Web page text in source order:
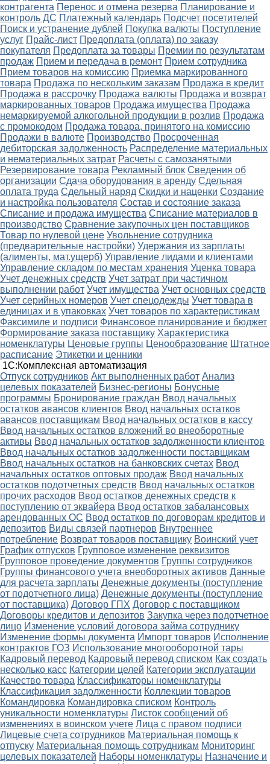
контрагента Перенос и отмена резерва Планирование и
контроль ДС Платежный календарь Подсчет посетителей
Поиск и устранение дублей Покупка валюты Поступление
услуг Прайс-лист Предоплата (оплата) по заказу
покупателя Предоплата за товары Премии по результатам
продаж Прием и передача в ремонт Прием сотрудника
Прием товаров на комиссию Приемка маркированного
товара Продажа по нескольким заказам Продажа в кредит
Продажа в рассрочку Продажа валюты Продажа и возврат
маркированных товаров Продажа имущества Продажа
немаркируемой алкогольной продукции в розлив Продажа
с промокодом Продажа товара, принятого на комиссию
Продажи в валюте Производство Просроченная
дебиторская задолженность Распределение материальных
и нематериальных затрат Расчеты с самозанятыми
Резервирование товара Рекламный блок Сведения об
организации Сдача оборудования в аренду Сдельная
оплата труда Сдельный наряд Скидки и наценки Создание
и настройка пользователя Состав и состояние заказа
Списание и продажа имущества Списание материалов в
производство Сравнение закупочных цен поставщиков
Товар по нулевой цене Увольнение сотрудника
(предварительные настройки) Удержания из зарплаты
(алименты, мат.ущерб) Управление лидами и клиентами
Управление складом по местам хранения Уценка товара
Учет денежных средств Учет затрат при частичном
выполнении работ Учет имущества Учет основных средств
Учет серийных номеров Учет спецодежды Учет товара в
единицах и в упаковках Учет товаров по характеристикам
Факсимиле и подписи Финансовое планирование и бюджет
Формирование заказа поставщику Характеристика
номенклатуры Ценовые группы Ценообразование Штатное
расписание Этикетки и ценники
1С:Комплексная автоматизация
Oтпуск сотрудников Акт выполненных работ Анализ
целевых показателей Бизнес-регионы Бонусные
программы Бронирование граждан Ввод начальных
остатков авансов клиентов Ввод начальных остатков
авансов поставщикам Ввод начальных остатков в кассу
Ввод начальных остатков вложений во внеоборотные
активы Ввод начальных остатков задолженности клиентов
Ввод начальных остатков задолженности поставщикам
Ввод начальных остатков на банковских счетах Ввод
начальных остатков оптовых продаж Ввод начальных
остатков подотчетных средств Ввод начальных остатков
прочих расходов Ввод остатков денежных средств к
поступлению от эквайера Ввод остатков забалансовых
арендованных ОС Ввод остатков по договорам кредитов и
депозитов Виды связей партнеров Внутреннее
потребление Возврат товаров поставщику Воинский учет
График отпусков Групповое изменение реквизитов
Групповое проведение документов Группы сотрудников
Группы финансового учета внеоборотных активов Данные
для расчета зарплаты Денежные документы (поступление
от подотчетного лица) Денежные документы (поступление
от поставщика) Договор ГПХ Договор с поставщиком
Договоры кредитов и депозитов Закупка через подотчетное
лицо Изменение условий договора займа сотруднику
Изменение формы документа Импорт товаров Исполнение
контрактов ГОЗ Использование многооборотной тары
Кадровый перевод Кадровый перевод списком Как создать
несколько касс Категории целей Категории эксплуатации
Качество товара Классификаторы номенклатуры
Классификация задолженности Коллекции товаров
Командировка Командировка списком Контроль
уникальности номенклатуры Листок сообщений об
изменениях в воинском учете Лица с правом подписи
Лицевые счета сотрудников Материальная помощь к
отпуску Материальная помощь сотрудникам Мониторинг
целевых показателей Наборы номенклатуры Назначение и